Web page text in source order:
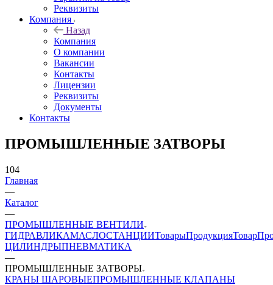
Реквизиты
Компания
Назад
Компания
О компании
Вакансии
Контакты
Лицензии
Реквизиты
Документы
Контакты
ПРОМЫШЛЕННЫЕ ЗАТВОРЫ
104
Главная
—
Каталог
—
ПРОМЫШЛЕННЫЕ ВЕНТИЛИ
ГИДРАВЛИКАМАСЛОСТАНЦИИТоварыПродукцияТовар
ЦИЛИНДРЫПНЕВМАТИКА
—
ПРОМЫШЛЕННЫЕ ЗАТВОРЫ
КРАНЫ ШАРОВЫЕПРОМЫШЛЕННЫЕ КЛАПАНЫ